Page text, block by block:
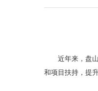
近年来，盘
和项目扶持，提